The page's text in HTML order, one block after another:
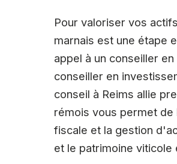
Pour valoriser vos
marnais est une étape
appel à un conseiller
conseiller en
conseil à Reims allie
rémois vous permet
fiscale et la gestion
et le patrimoine viticole